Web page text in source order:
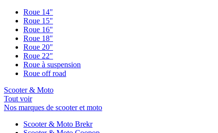
Roue 14"
Roue 15"
Roue 16"
Roue 18"
Roue 20"
Roue 22"
Roue à suspension
Roue off road
Scooter & Moto
Tout voir
Nos marques de scooter et moto
Scooter & Moto Brekr